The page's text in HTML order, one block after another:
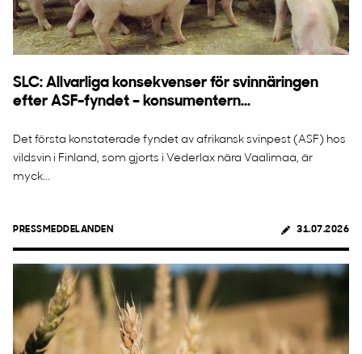
SLC: Allvarliga konsekvenser för svinnäringen
efter ASF-fyndet – konsumentern...
Det första konstaterade fyndet av afrikansk svinpest (ASF) hos
vildsvin i Finland, som gjorts i Vederlax nära Vaalimaa, är
myck...
PRESSMEDDELANDEN 31.07.2026